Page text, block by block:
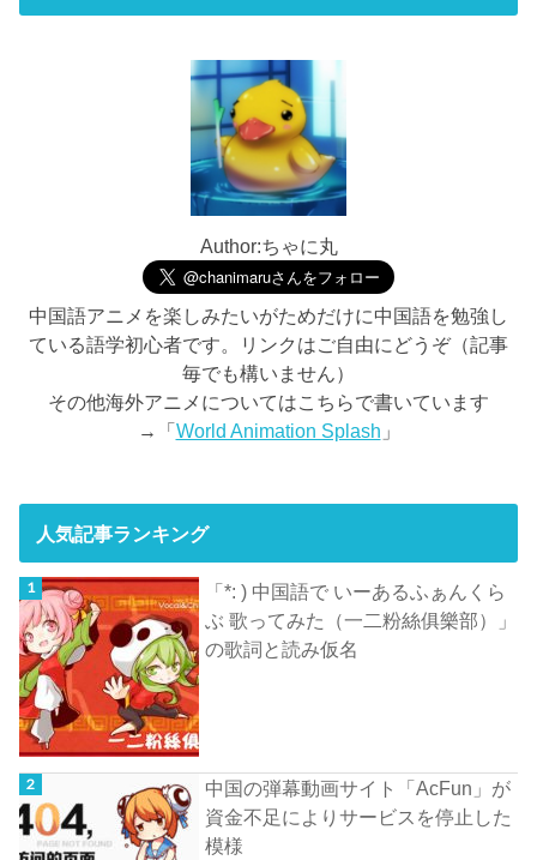
Author:ちゃに丸
中国語アニメを楽しみたいがためだけに中国語を勉強し
ている語学初心者です。リンクはご自由にどうぞ（記事
毎でも構いません）
その他海外アニメについてはこちらで書いています
→「World Animation Splash 」
人気記事ランキング
「*: ) 中国語で いーあるふぁんくら
ぶ 歌ってみた（一二粉絲俱樂部）」
の歌詞と読み仮名
中国の弾幕動画サイト「AcFun」が
資金不足によりサービスを停止した
模様